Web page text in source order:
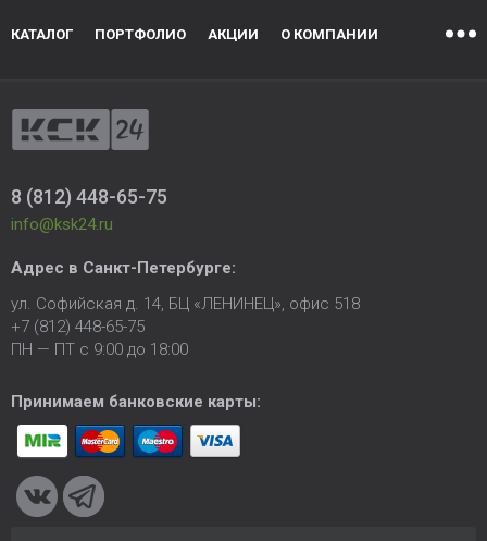
КАТАЛОГ ПОРТФОЛИО АКЦИИ О КОМПАНИИ
8 (812) 448-65-75
info@ksk24.ru
Адрес в Санкт-Петербурге:
ул. Софийская д. 14, БЦ «ЛЕНИНЕЦ», офис 518
+7 (812) 448-65-75
ПН — ПТ с 9:00 до 18:00
Принимаем банковские карты: